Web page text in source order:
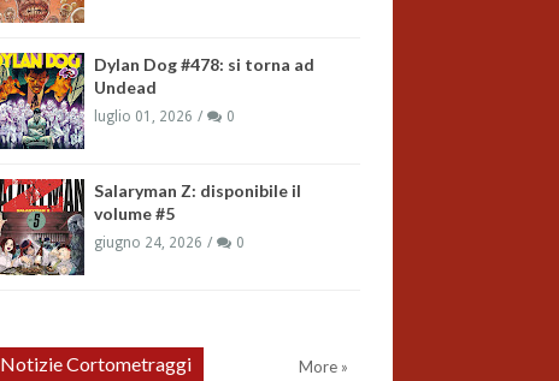
Dylan Dog #478: si torna ad
Undead
luglio 01, 2026 0
Salaryman Z: disponibile il
volume #5
giugno 24, 2026 0
Notizie Cortometraggi More »